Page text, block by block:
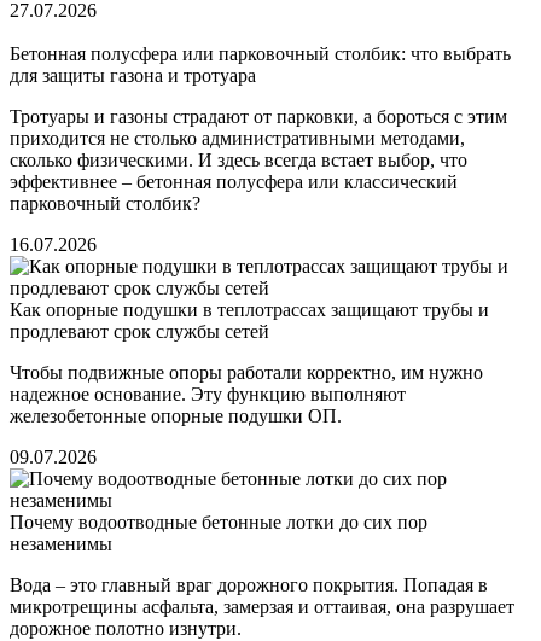
27.07.2026
Бетонная полусфера или парковочный столбик: что выбрать
для защиты газона и тротуара
Тротуары и газоны страдают от парковки, а бороться с этим
приходится не столько административными методами,
сколько физическими. И здесь всегда встает выбор, что
эффективнее – бетонная полусфера или классический
парковочный столбик?
16.07.2026
Как опорные подушки в теплотрассах защищают трубы и
продлевают срок службы сетей
Чтобы подвижные опоры работали корректно, им нужно
надежное основание. Эту функцию выполняют
железобетонные опорные подушки ОП.
09.07.2026
Почему водоотводные бетонные лотки до сих пор
незаменимы
Вода – это главный враг дорожного покрытия. Попадая в
микротрещины асфальта, замерзая и оттаивая, она разрушает
дорожное полотно изнутри.